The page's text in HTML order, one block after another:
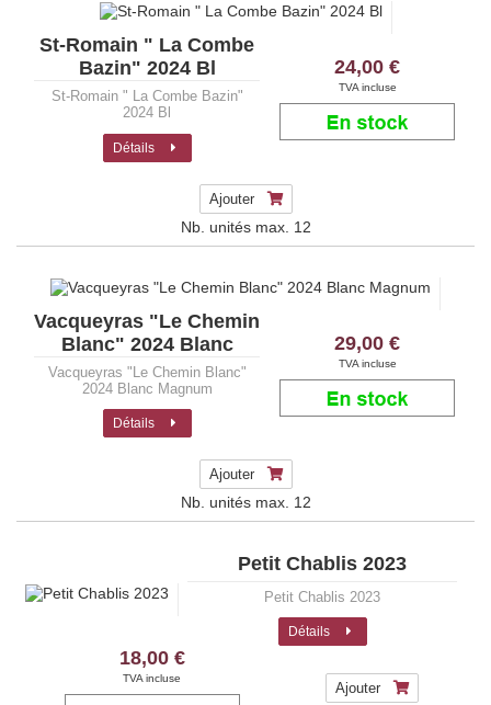
St-Romain " La Combe
Bazin" 2024 Bl
St-Romain " La Combe Bazin"
2024 Bl
Détails
24,00 €
TVA incluse
Ajouter
Nb. unités max. 12
Vacqueyras "Le Chemin
Blanc" 2024 Blanc
Magnum
Vacqueyras "Le Chemin Blanc"
2024 Blanc Magnum
Détails
29,00 €
TVA incluse
Ajouter
Nb. unités max. 12
Petit Chablis 2023
Petit Chablis 2023
Détails
18,00 €
TVA incluse
Ajouter